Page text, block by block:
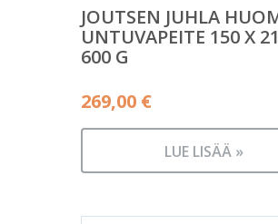
JOUTSEN JUHLA
UNTUVAPEITE 150 X
600 G
269,00 €
LUE LISÄÄ »